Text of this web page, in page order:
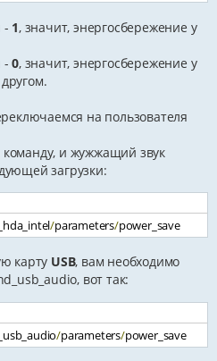
- 1, значит, энергосбережение у
-0, значит, энергосбережение у
на пользователя
и жужжащий звук
загрузки:
/parameters/power_save
карту USB, вам необходимо
вот так:
/parameters/power_save